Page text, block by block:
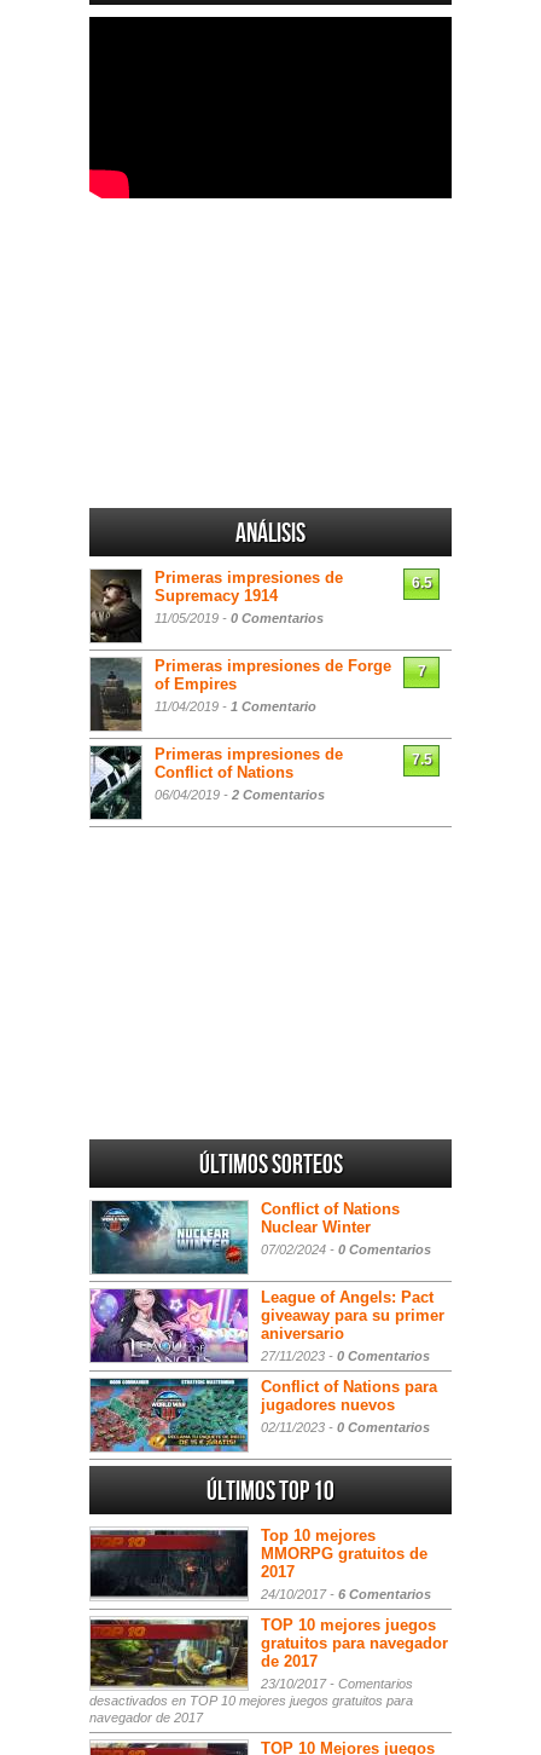
Análisis
Primeras impresiones de
Supremacy 1914
11/05/2019 - 0 Comentarios
6.5
Primeras impresiones de Forge
of Empires
11/04/2019 - 1 Comentario
7
Primeras impresiones de
Conflict of Nations
06/04/2019 - 2 Comentarios
7.5
Últimos sorteos
Conflict of Nations
Nuclear Winter
07/02/2024 - 0 Comentarios
League of Angels: Pact
giveaway para su primer
aniversario
27/11/2023 - 0 Comentarios
Conflict of Nations para
jugadores nuevos
02/11/2023 - 0 Comentarios
Últimos Top 10
Top 10 mejores
MMORPG gratuitos de
2017
24/10/2017 - 6 Comentarios
TOP 10 mejores juegos
gratuitos para navegador
de 2017
23/10/2017 - Comentarios
desactivados en TOP 10 mejores juegos gratuitos para
navegador de 2017
TOP 10 Mejores juegos